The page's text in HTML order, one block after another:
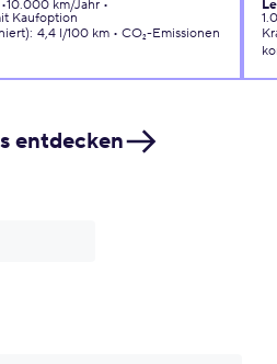
10.000 km/Jahr
Kaufoption
: 4,4 l/100 km
CO₂-Emissionen
entdecken